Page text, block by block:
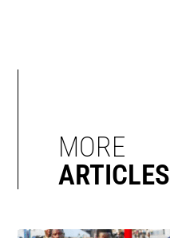
MORE
ARTICLES